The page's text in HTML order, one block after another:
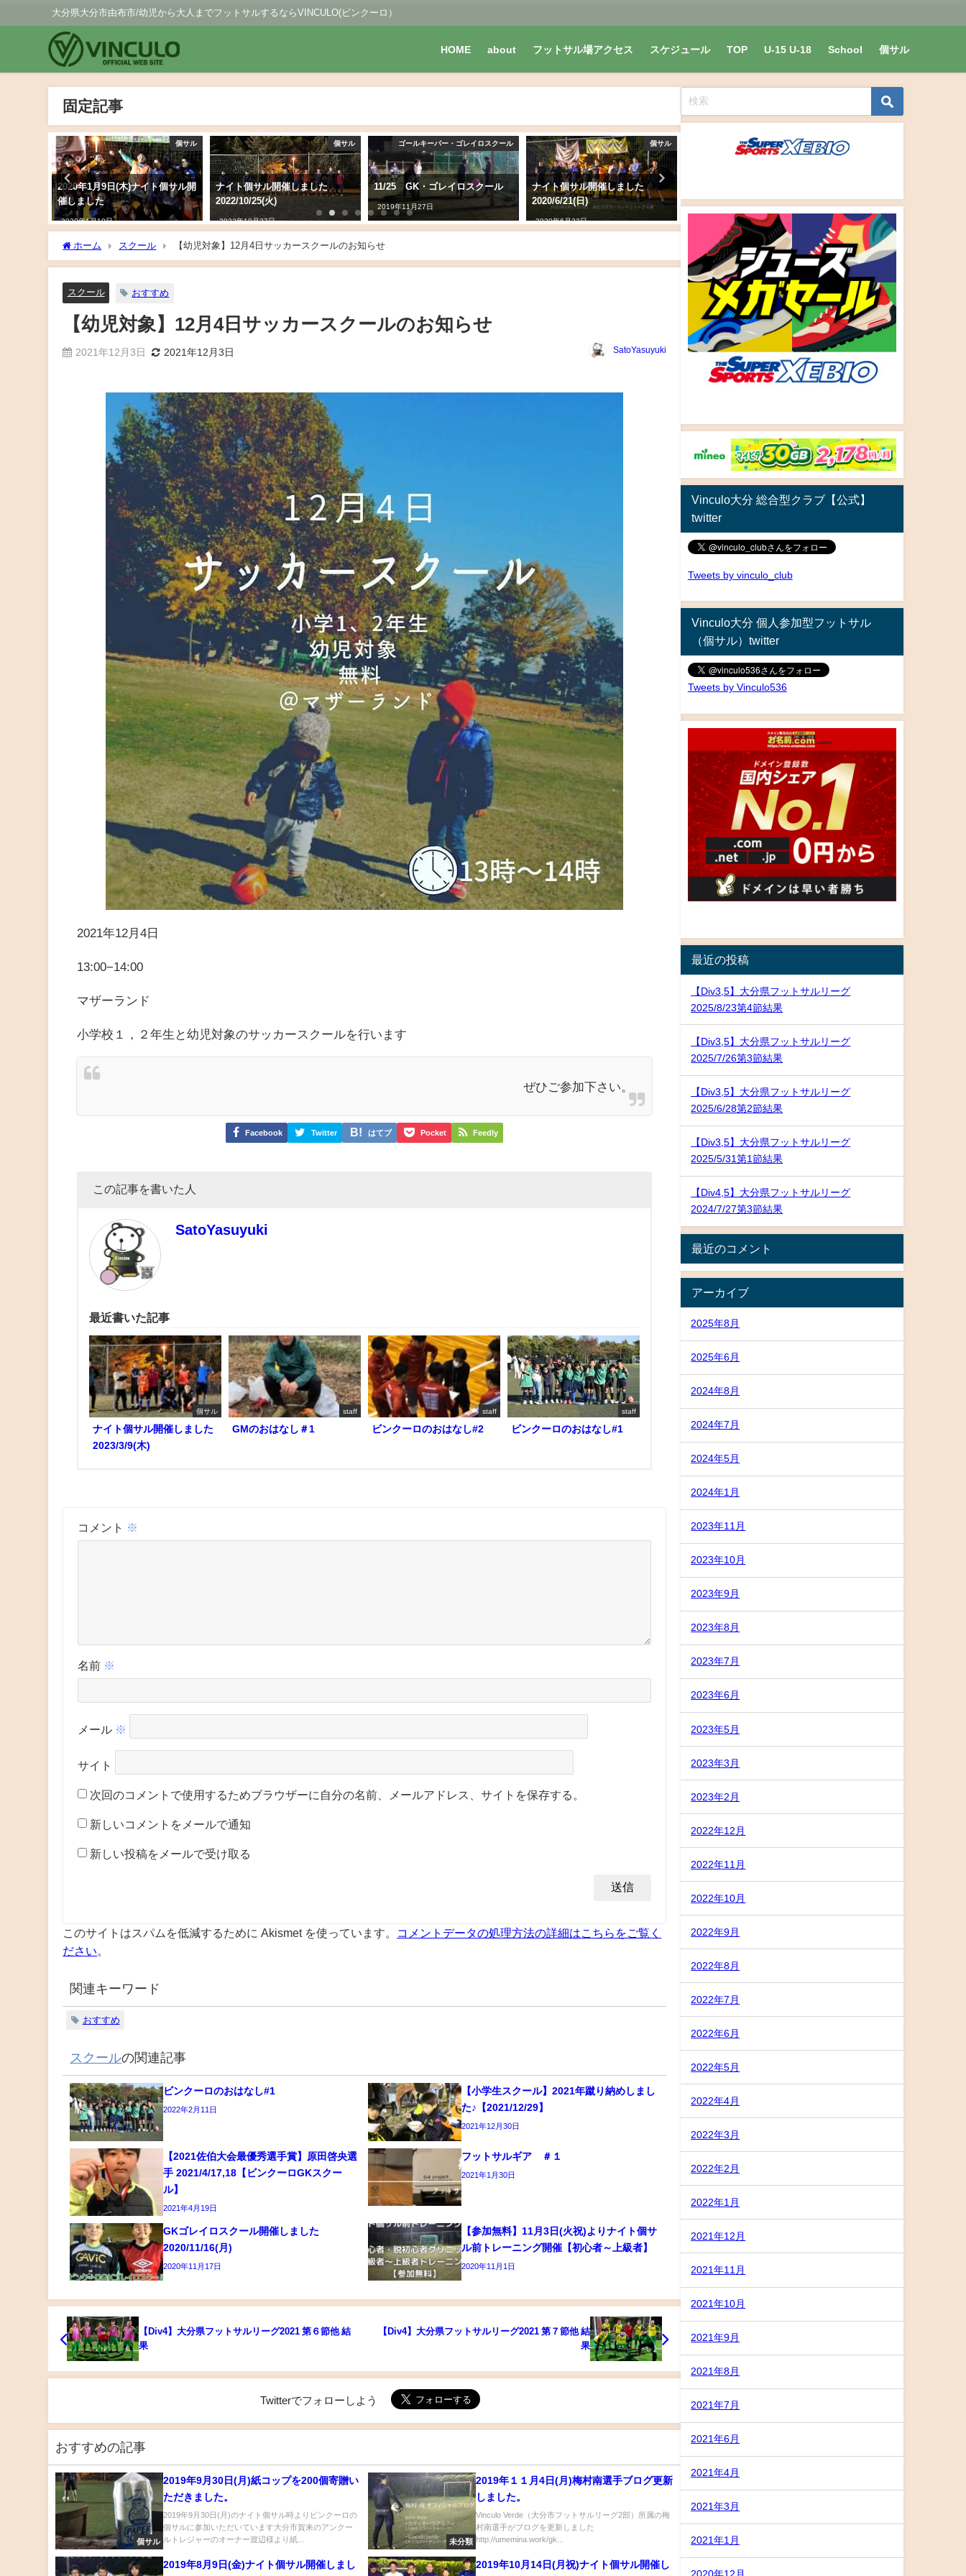
大分県大分市由布市/幼児から大人までフットサルするならVINCULO(ビンクーロ）
HOME about フットサル場アクセス スケジュール TOP U-15 U-18 School 個サル
固定記事
個サル
(木)ナイト個サル開
個サル
ナイト個サル開催しました
2022/10/25(火)
2022年10月27日
ゴールキーパー・ゴレイロスクール
11/25 GK・ゴレイロスクール
2019年11月27日
個サル
ナイト個サル開催しました
2020/6/21(日)
2020年6月23日
Verglanz Vinculo
【大分県フットサルリーグ
2020Div4第3節9/5】
VerglantzVinculo 結果
開催しました
2022年1月1日
催しました！
ホーム スクール 【幼児対象】12月4日サッカースクールのお知らせ
スクール おすすめ
【幼児対象】12月4日サッカースクールのお知らせ
2021年12月3日 2021年12月3日 SatoYasuyuki
2021年12月4日
13:00−14:00
マザーランド
小学校１，２年生と幼児対象のサッカースクールを行います
ぜひご参加下さい。
Facebook Twitter はてブ Pocket Feedly
この記事を書いた人
SatoYasuyuki
最近書いた記事
個サル
ナイト個サル開催しました
2023/3/9(木)
staff
GMのおはなし＃1
staff
ビンクーロのおはなし#2
staff
ビンクーロのおはなし#1
コメント ※
名前 ※
メール ※
サイト
次回のコメントで使用するためブラウザーに自分の名前、メールアドレス、サイトを保存する。
新しいコメントをメールで通知
新しい投稿をメールで受け取る
このサイトはスパムを低減するために Akismet を使っています。
コメントデータの処理方法の詳細はこちらをご覧く
ださい
関連キーワード
おすすめ
スクールの関連記事
ビンクーロのおはなし#1
2022年2月11日
【小学生スクール】2021年蹴り納めしまし
た♪【2021/12/29】
2021年12月30日
【2021佐伯大会最優秀選手賞】原田啓央選
手 2021/4/17,18【ビンクーロGKスクー
ル】
2021年4月19日
フットサルギア ＃１
2021年1月30日
GKゴレイロスクール開催しました
2020/11/16(月)
2020年11月17日
【参加無料】11月3日(火祝)よりナイト個サ
ル前トレーニング開催【初心者～上級者】
2020年11月1日
【Div4】大分県フットサルリーグ2021 第６節他 結
果
【Div4】大分県フットサルリーグ2021 第７節他 結
果
Twitterでフォローしよう
おすすめの記事
個サル
2019年9月30日(月)紙コップを200個寄贈い
ただきました。
2019年9月30日(月)のナイト個サル時よりビンクーロの
個サルに参加いただいています大分市賀来のアンクー
ルトレジャーのオーナー渡辺様より紙...
未分類
2019年１１月4日(月)梅村南選手ブログ更新
しました。
Vinculo Verde（大分市フットサルリーグ2部）所属の梅
村南選手がブログを更新しました
http://umemina.work/gk...
2019年8月9日(金)ナイト個サル開催しまし
2019年10月14日(月祝)ナイト個サル開催し
Vinculo大分 総合型クラブ【公式】
twitter
Tweets by vinculo_club
Vinculo大分 個人参加型フットサル
（個サル）twitter
Tweets by Vinculo536
最近の投稿
【Div3,5】大分県フットサルリーグ
2025/8/23第4節結果
【Div3,5】大分県フットサルリーグ
2025/7/26第3節結果
【Div3,5】大分県フットサルリーグ
2025/6/28第2節結果
【Div3,5】大分県フットサルリーグ
2025/5/31第1節結果
【Div4,5】大分県フットサルリーグ
2024/7/27第3節結果
最近のコメント
アーカイブ
2025年8月
2025年6月
2024年8月
2024年7月
2024年5月
2024年1月
2023年11月
2023年10月
2023年9月
2023年8月
2023年7月
2023年6月
2023年5月
2023年3月
2023年2月
2022年12月
2022年11月
2022年10月
2022年9月
2022年8月
2022年7月
2022年6月
2022年5月
2022年4月
2022年3月
2022年2月
2022年1月
2021年12月
2021年11月
2021年10月
2021年9月
2021年8月
2021年7月
2021年6月
2021年4月
2021年3月
2021年1月